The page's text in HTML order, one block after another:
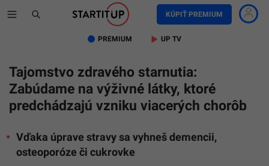
KÚPIŤ PREMIUM
PREMIUM UP TV
Tajomstvo zdravého starnutia:
Zabúdame na výživné látky, ktoré
predchádzajú vzniku viacerých chorôb
Vďaka úprave stravy sa vyhneš demencii,
osteoporóze či cukrovke